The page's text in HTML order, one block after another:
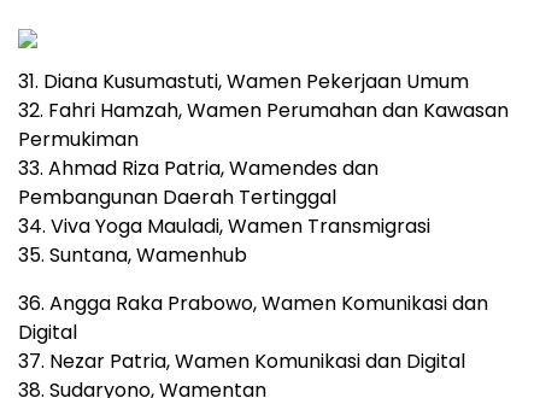
31. Diana Kusumastuti, Wamen Pekerjaan Umum
32. Fahri Hamzah, Wamen Perumahan dan Kawasan
Permukiman
33. Ahmad Riza Patria, Wamendes dan
Pembangunan Daerah Tertinggal
34. Viva Yoga Mauladi, Wamen Transmigrasi
35. Suntana, Wamenhub
36. Angga Raka Prabowo, Wamen Komunikasi dan
Digital
37. Nezar Patria, Wamen Komunikasi dan Digital
38. Sudaryono, Wamentan